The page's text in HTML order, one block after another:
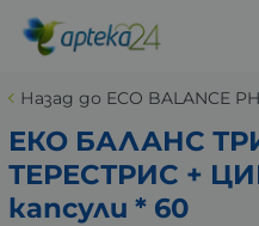
Назад до ECO BALANCE
ЕКО БАЛАНС
ТЕРЕСТРИС +
капсули * 60